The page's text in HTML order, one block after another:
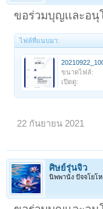
ขอร่วมบุญเเละอ
ไฟล์ที่แนบมา:
ขนาดไฟล์:
เปิดดู:
22 กันยายน 2021
ศิษย์รุ่นจิ๋ว
นิพพานัง ปัจจโยโ